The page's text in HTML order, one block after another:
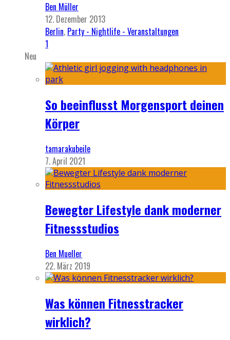
Ben Müller
12. Dezember 2013
Berlin, Party - Nightlife - Veranstaltungen
1
Neu
So beeinflusst Morgensport deinen
Körper
tamarakubeile
7. April 2021
Bewegter Lifestyle dank moderner
Fitnessstudios
Ben Mueller
22. März 2019
Was können Fitnesstracker
wirklich?